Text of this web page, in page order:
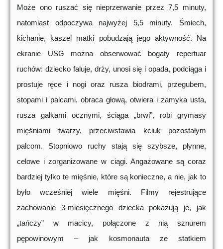
Może ono ruszać się nieprzerwanie przez 7,5 minuty,
natomiast odpoczywa najwyżej 5,5 minuty. Śmiech,
kichanie, kaszel matki pobudzają jego aktywność. Na
ekranie USG można obserwować bogaty repertuar
ruchów: dziecko faluje, drży, unosi się i opada, podciąga i
prostuje ręce i nogi oraz rusza biodrami, przegubem,
stopami i palcami, obraca głową, otwiera i zamyka usta,
rusza gałkami ocznymi, ściąga „brwi”, robi grymasy
mięśniami twarzy, przeciwstawia kciuk pozostałym
palcom. Stopniowo ruchy stają się szybsze, płynne,
celowe i zorganizowane w ciągi. Angażowane są coraz
bardziej tylko te mięśnie, które są konieczne, a nie, jak to
było wcześniej wiele mięśni. Filmy rejestrujące
zachowanie 3-miesięcznego dziecka pokazują je, jak
„tańczy” w macicy, połączone z nią sznurem
pępowinowym – jak kosmonauta ze statkiem